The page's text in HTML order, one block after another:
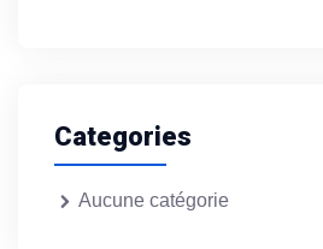
Categories
Aucune catégorie